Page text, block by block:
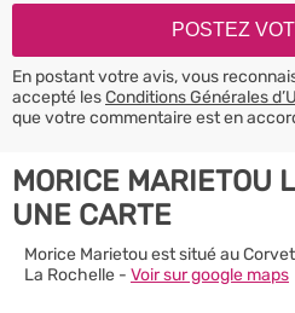
En postant votre avis, vous
accepté lesConditions Générales
que votre commentaire est en
MORICE MARIETOU
UNE CARTE
Morice Marietou est situé au
La Rochelle - Voir sur google maps